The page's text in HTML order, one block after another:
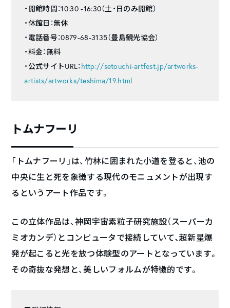
・開館時間：10:30 -16:30（土・日のみ開館）
・休館日：無休
・電話番号：0879-68-3135（豊島観光協会）
・料金：無料
・公式サイトURL： http://setouchi-artfest.jp/artworks-
artists/artworks/teshima/19.html
トムナフーリ
「トムナフーリ」は、竹林に囲まれた小道を登ると、池の
中央に生と死を象徴する現代のモニュメントが出現す
るというアート作品です。
この立体作品は、神岡宇宙素粒子研究施設（スーパーカ
ミオカンデ）とコンピュータで接続していて､超新星爆
発が起こると光を放つ体験型のアートとなっています。
その奇抜な発想と、美しいフォルムが特徴的です。